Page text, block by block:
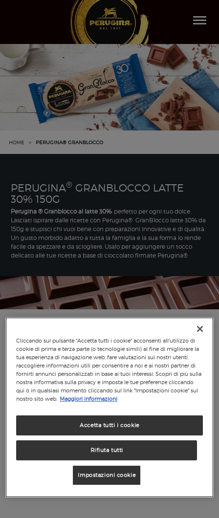
HOME > PERUGINA® GRANBLOCCO
PERUGINA® GRANBLOCCO LATTE
30% 150G
Perugina ® Granblocco al latte 30%: perfetto per ogni tuo dolce.
Lasciati ispirare dalle ricette con Perugina® GranBlocco latte 30% da
150g e stupisci chi vuoi bene con preparazioni innovative e di qualità.
Un gusto morbido adatto a tutta la famiglia e la sua forma lo rende
facile da spezzare e da sciogliere. Usalo per aggiungere un tocco
delicato alle tue ricette a base di cioccolato firmate Perugina®
Cliccando sul pulsante "Accetta tutti i cookie" acconsenti all'utilizzo di
cookie di prima e terza parte (o tecnologie simili) al fine di migliorare la
tua esperienza di navigazione web, fare valutazioni sui nostri utenti,
raccogliere informazioni utili per consentire a noi e ai nostri partner di
fornirti annunci personalizzati in base ai tuoi interessi. Scopri di più sulla
nostra informativa sulla privacy e imposta le tue preferenze cliccando
qui o in qualsiasi momento cliccando sul link "Impostazioni cookie" sul
nostro sito web. Maggiori informazioni
Rifiuta tutti
Accetta tutti i cookie
Impostazioni cookie